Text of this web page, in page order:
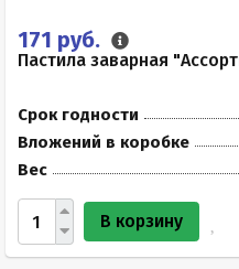
171 руб.
Пастила заварная
Срок годности
Вложений в коробке
Вес
В корзину